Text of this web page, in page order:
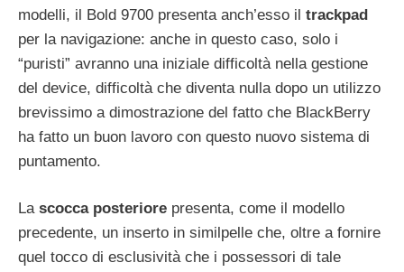
modelli, il Bold 9700 presenta anch’esso il trackpad
per la navigazione: anche in questo caso, solo i
“puristi” avranno una iniziale difficoltà nella gestione
del device, difficoltà che diventa nulla dopo un utilizzo
brevissimo a dimostrazione del fatto che BlackBerry
ha fatto un buon lavoro con questo nuovo sistema di
puntamento.
La scocca posteriore presenta, come il modello
precedente, un inserto in similpelle che, oltre a fornire
quel tocco di esclusività che i possessori di tale